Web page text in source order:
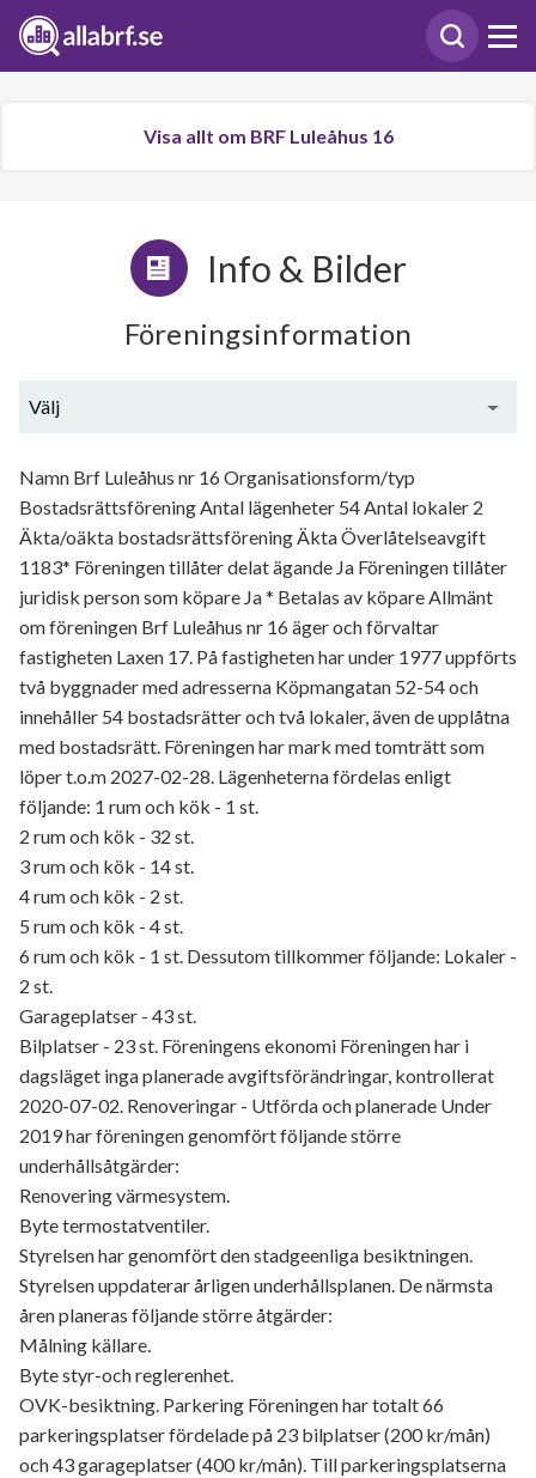
Visa allt om BRF Luleåhus 16
Info & Bilder
Föreningsinformation
Välj
Namn Brf Luleåhus nr 16 Organisationsform/typ
Bostadsrättsförening Antal lägenheter 54 Antal lokaler 2
Äkta/oäkta bostadsrättsförening Äkta Överlåtelseavgift
1183* Föreningen tillåter delat ägande Ja Föreningen tillåter
juridisk person som köpare Ja * Betalas av köpare Allmänt
om föreningen Brf Luleåhus nr 16 äger och förvaltar
fastigheten Laxen 17. På fastigheten har under 1977 uppförts
två byggnader med adresserna Köpmangatan 52-54 och
innehåller 54 bostadsrätter och två lokaler, även de upplåtna
med bostadsrätt. Föreningen har mark med tomträtt som
löper t.o.m 2027-02-28. Lägenheterna fördelas enligt
följande: 1 rum och kök - 1 st.
2 rum och kök - 32 st.
3 rum och kök - 14 st.
4 rum och kök - 2 st.
5 rum och kök - 4 st.
6 rum och kök - 1 st. Dessutom tillkommer följande: Lokaler -
2 st.
Garageplatser - 43 st.
Bilplatser - 23 st. Föreningens ekonomi Föreningen har i
dagsläget inga planerade avgiftsförändringar, kontrollerat
2020-07-02. Renoveringar - Utförda och planerade Under
2019 har föreningen genomfört följande större
underhållsåtgärder:
Renovering värmesystem.
Byte termostatventiler.
Styrelsen har genomfört den stadgeenliga besiktningen.
Styrelsen uppdaterar årligen underhållsplanen. De närmsta
åren planeras följande större åtgärder:
Målning källare.
Byte styr-och reglerenhet.
OVK-besiktning. Parkering Föreningen har totalt 66
parkeringsplatser fördelade på 23 bilplatser (200 kr/mån)
och 43 garageplatser (400 kr/mån). Till parkeringsplatserna